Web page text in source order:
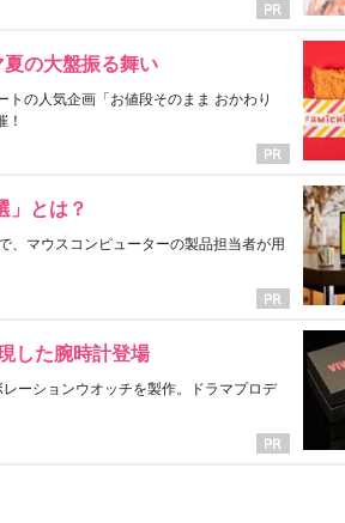
の大盤振る舞い
の人気企画「お値段そのまま おかわり
！
」とは？
、マウスコンピューターの製品担当者が用
した腕時計登場
ーションウオッチを製作。ドラマプロデ